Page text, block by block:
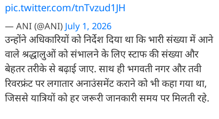
pic.twitter.com/tnTvzud1JH
— ANI (@ANI) July 1, 2026
उन्होंने अधिकारियों को निर्देश दिया था कि भारी संख्या में आने
वाले श्रद्धालुओं को संभालने के लिए स्टाफ की संख्या और
बेहतर तरीके से बढ़ाई जाए. साथ ही भगवती नगर और तवी
रिवरफ्रंट पर लगातार अनाउंसमेंट कराने को भी कहा गया था,
जिससे यात्रियों को हर जरूरी जानकारी समय पर मिलती रहे.